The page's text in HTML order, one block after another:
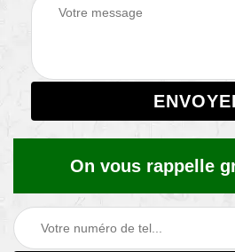
On vous rappelle